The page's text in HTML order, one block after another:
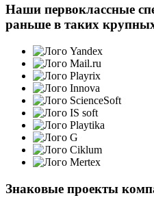
Наши первоклассные
раньше в таких
Знаковые проекты